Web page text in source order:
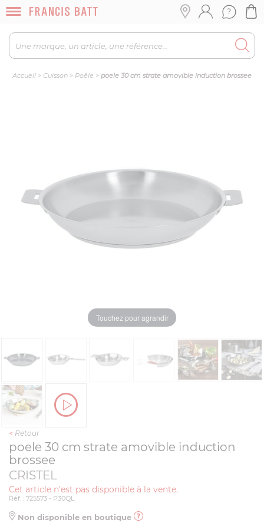
Accueil > Cuisson > Poêle > poele 30 cm strate amovible induction brossee
Touchez pour agrandir
< Retour
poele 30 cm strate amovible induction
brossee
CRISTEL
Cet article n'est pas disponible à la vente.
Réf. : 725573 - P30QL
Non disponible en boutique